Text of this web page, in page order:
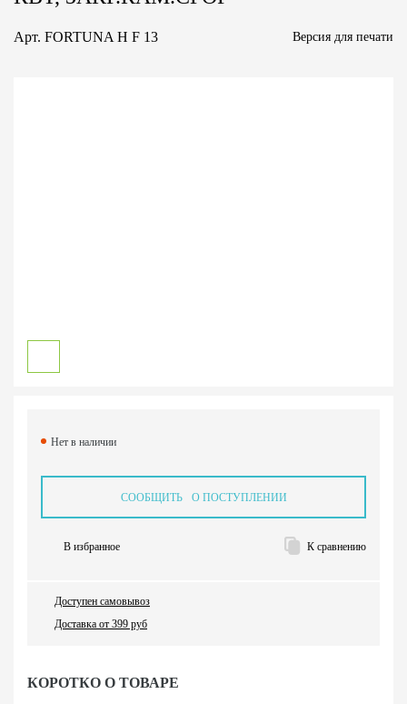
Арт. FORTUNA H F 13 Версия для печати
КОРОТКО О ТОВАРЕ
Нет в наличии
СООБЩИТЬ О ПОСТУПЛЕНИИ
В избранное К сравнению
Доступен самовывоз
Доставка от 399 руб